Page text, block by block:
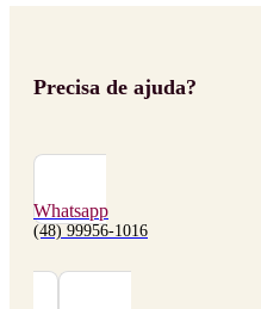
Precisa de ajuda?
Whatsapp
(48) 99956-1016